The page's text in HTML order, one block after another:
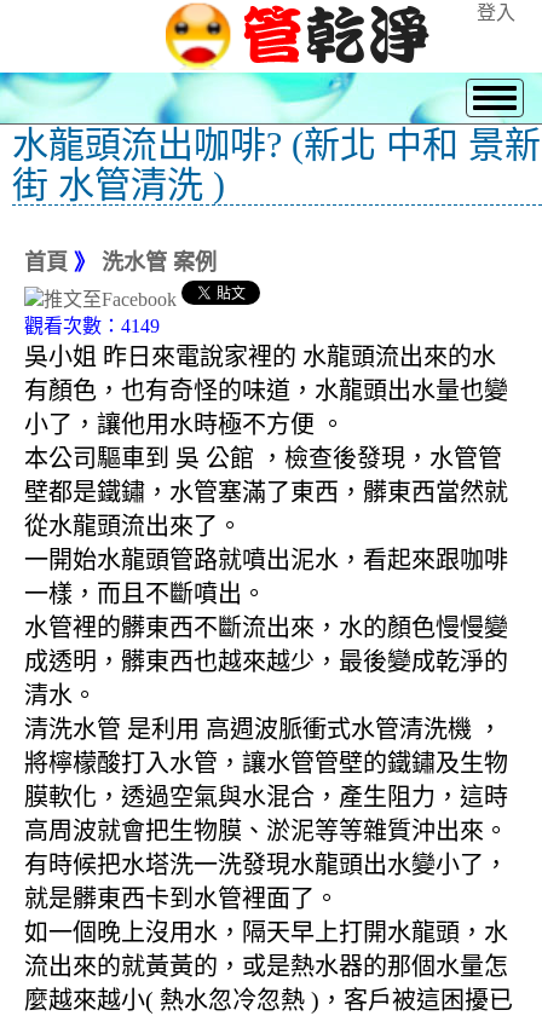
登入
水龍頭流出咖啡? (新北 中和 景新
街 水管清洗 )
首頁 》 洗水管 案例
觀看次數：4149
吳小姐 昨日來電說家裡的 水龍頭流出來的水
有顏色，也有奇怪的味道，水龍頭出水量也變
小了，讓他用水時極不方便 。
本公司驅車到 吳 公館 ，檢查後發現，水管管
壁都是鐵鏽，水管塞滿了東西，髒東西當然就
從水龍頭流出來了。
一開始水龍頭管路就噴出泥水，看起來跟咖啡
一樣，而且不斷噴出。
水管裡的髒東西不斷流出來，水的顏色慢慢變
成透明，髒東西也越來越少，最後變成乾淨的
清水。
清洗水管 是利用 高週波脈衝式水管清洗機 ，
將檸檬酸打入水管，讓水管管壁的鐵鏽及生物
膜軟化，透過空氣與水混合，產生阻力，這時
高周波就會把生物膜、淤泥等等雜質沖出來。
有時候把水塔洗一洗發現水龍頭出水變小了，
就是髒東西卡到水管裡面了。
如一個晚上沒用水，隔天早上打開水龍頭，水
流出來的就黃黃的，或是熱水器的那個水量怎
麼越來越小( 熱水忽冷忽熱 )，客戶被這困擾已